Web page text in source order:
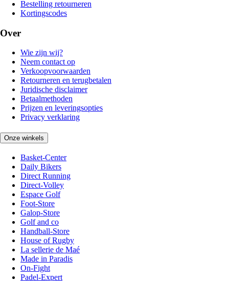
Bestelling retourneren
Kortingscodes
Over
Wie zijn wij?
Neem contact op
Verkoopvoorwaarden
Retourneren en terugbetalen
Juridische disclaimer
Betaalmethoden
Prijzen en leveringsopties
Privacy verklaring
Onze winkels
Basket-Center
Daily Bikers
Direct Running
Direct-Volley
Espace Golf
Foot-Store
Galop-Store
Golf and co
Handball-Store
House of Rugby
La sellerie de Maé
Made in Paradis
On-Fight
Padel-Expert